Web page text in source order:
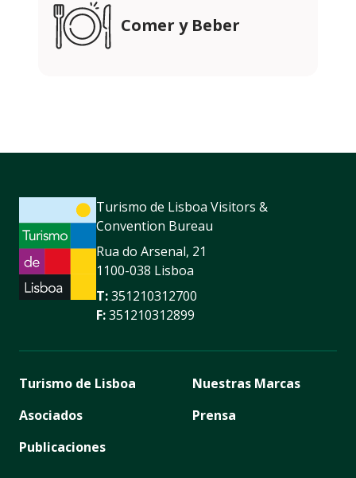
Comer y Beber
Turismo de Lisboa Visitors &
Convention Bureau
Rua do Arsenal, 21
1100-038 Lisboa
T:351210312700
F:351210312899
Turismo de Lisboa
Asociados
Publicaciones
Nuestras Marcas
Prensa